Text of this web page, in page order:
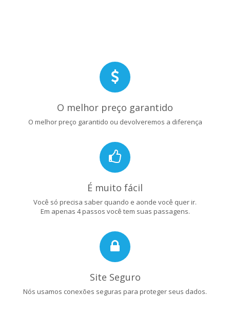
O melhor preço garantido
O melhor preço garantido ou devolveremos a diferença
É muito fácil
Você só precisa saber quando e aonde você quer ir.
Em apenas 4 passos você tem suas passagens.
Site Seguro
Nós usamos conexões seguras para proteger seus dados.